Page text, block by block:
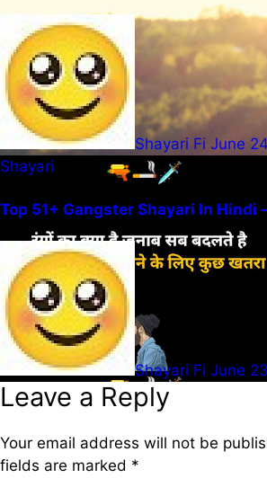
Shayari Fi June
Shayari
Top 51+ Gangster Shayari In Hindi –
Shayari Fi June
Leave a Reply
Your email address will not be
fields are marked *